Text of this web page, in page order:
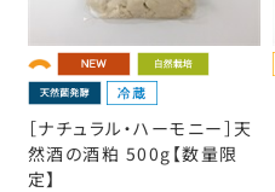
［ナチュラル・ハーモニー］天
然酒の酒粕 500g【数量限
定】